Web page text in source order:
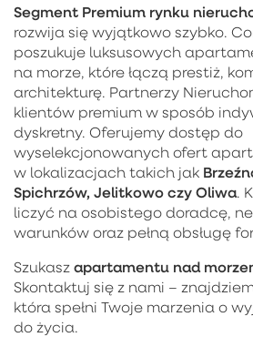
Segment Premium rynku
rozwija się wyjątkowo szybko.
poszukuje luksusowych
na morze, które łączą prestiż,
architekturę. Partnerzy
klientów premium w sposób
dyskretny. Oferujemy dostęp do
wyselekcjonowanych ofert
w lokalizacjach takich jak
Spichrzów, Jelitkowo czy Oliwa.
liczyć na osobistego doradcę,
warunków oraz pełną obsługę
Szukasz apartamentu nad
Skontaktuj się z nami –
która spełni Twoje marzenia o
do życia.